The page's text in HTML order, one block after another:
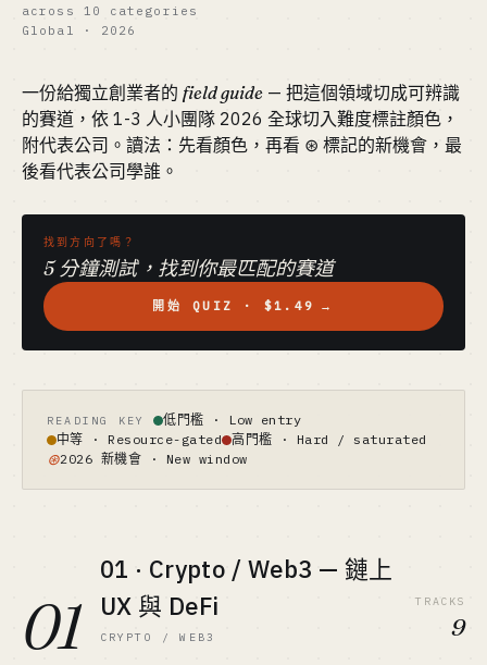
across 10 categories
Global · 2026
一份給獨立創業者的 field guide — 把這個領域切成可辨識
的賽道，依 1-3 人小團隊 2026 全球切入難度標註顏色，
附代表公司。讀法：先看顏色，再看 ⊛ 標記的新機會，最
後看代表公司學誰。
找到方向了嗎？
5 分鐘測試，找到你最匹配的賽道
開始 QUIZ · $1.49 →
READING KEY
低門檻 · Low entry
中等 · Resource-gated 高門檻 · Hard / saturated
⊛2026 新機會 · New window
01
01 · Crypto / Web3 — 鏈上
UX 與 DeFi
CRYPTO / WEB3
TRACKS
9